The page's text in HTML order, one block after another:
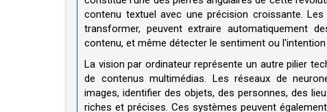
contenu textuel avec une précision croissante.
transformer, peuvent extraire automatiquement
contenu, et même détecter le sentiment ou
La vision par ordinateur représente un autre pilier
de contenus multimédias. Les réseaux de
images, identifier des objets, des personnes, des
riches et précises. Ces systèmes peuvent